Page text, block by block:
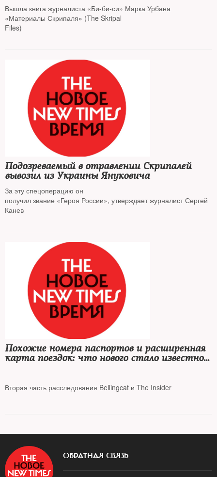
Вышла книга журналиста «Би-би-си» Марка Урбана
«Материалы Скрипаля» (The Skripal
Files)
Подозреваемый в отравлении Скрипалей
вывозил из Украины Януковича
За эту спецоперацию он
получил звание «Героя России», утверждает журналист Сергей
Канев
Похожие номера паспортов и расширенная
карта поездок: что нового стало известно о
Вторая часть расследования Bellingcat и The Insider
ОБРАТНАЯ СВЯЗЬ